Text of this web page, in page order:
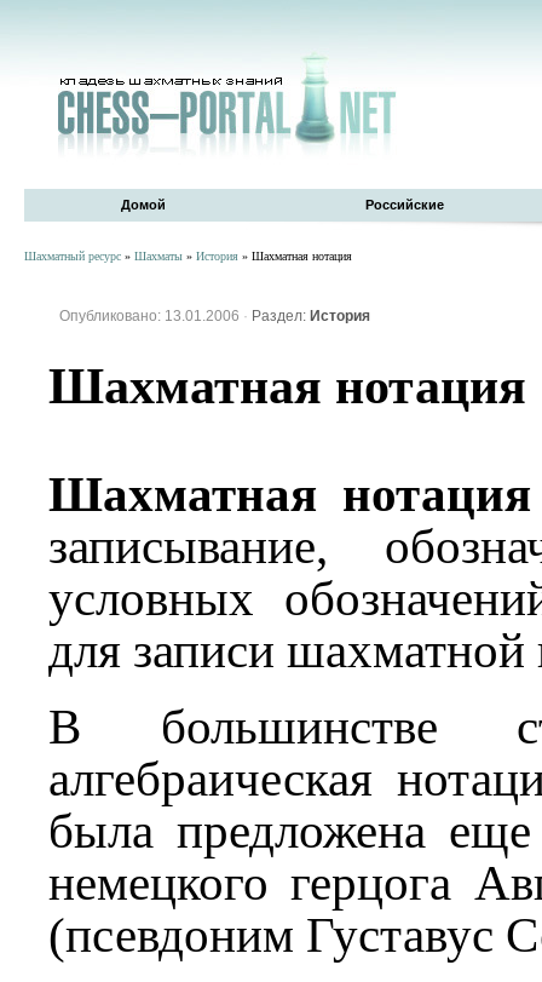
Домой Российские
Шахматный ресурс » Шахматы » История » Шахматная нотация
Опубликовано: 13.01.2006 · Раздел: История
Шахматная нотация
Шахматная нотация
записывание,
условных
для записи шахматной
В большинстве
алгебраическая
была предложена
немецкого герцога
(псевдоним Густавус